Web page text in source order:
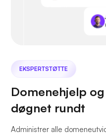
EKSPERTSTØTTE
Domenehjelp
døgnet rundt
Administrer alle